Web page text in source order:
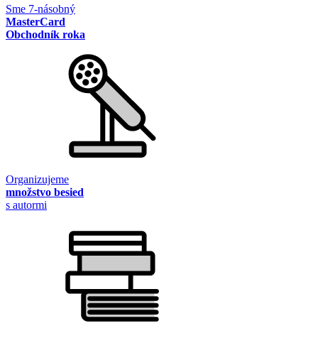
Sme 7-násobný
MasterCard
Obchodník roka
Organizujeme
množstvo besied
s autormi